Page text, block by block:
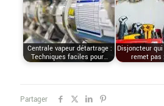
Centrale vapeur détartrage :
Techniques faciles pour…
Disjoncteur
remet pas
Partager